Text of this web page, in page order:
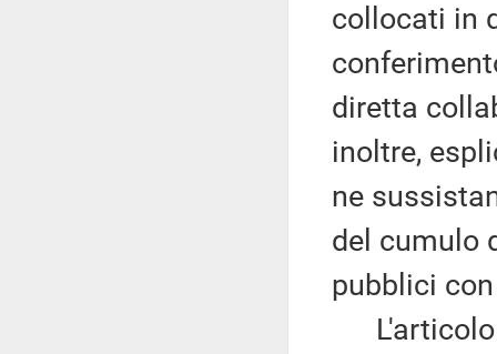
collocati in
diretta
inoltre,
ne
del cumulo
pubblici
L'articolo